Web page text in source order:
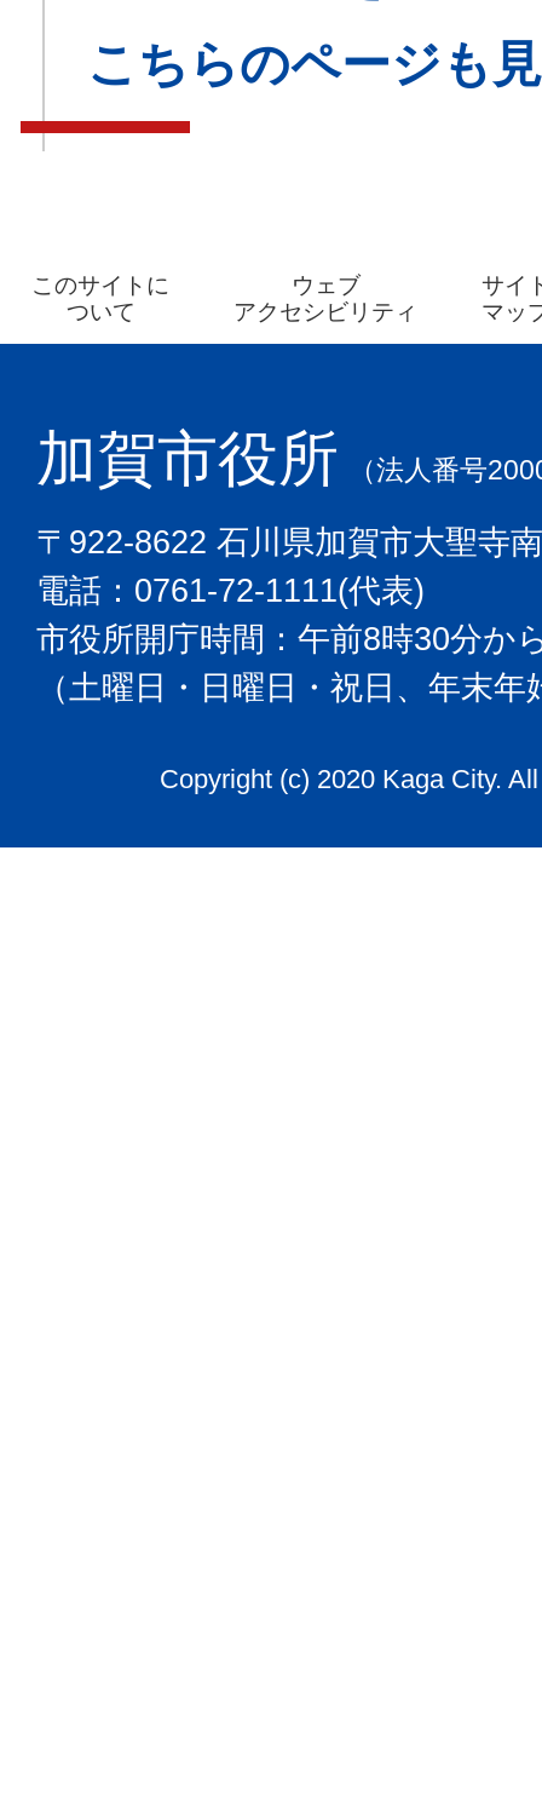
こちらのページも
このサイトに
ついて
ウェブ
アクセシビリティ
サイ
マッ
加賀市役所 （法人番号
〒922-8622 石川県加賀市大聖寺
電話：0761-72-1111(代表)
市役所開庁時間：午前8時30分か
（土曜日・日曜日・祝日、年末
Copyright (c) 2020 Kaga City.